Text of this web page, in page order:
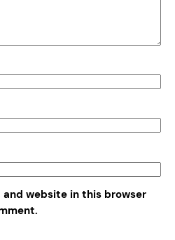
and website in this browser